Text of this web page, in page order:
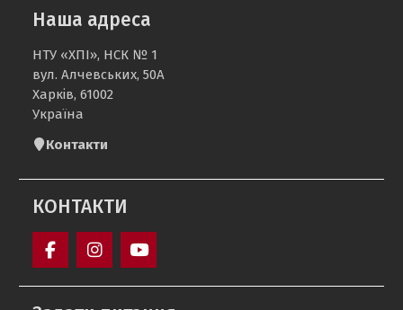
Наша адреса
НТУ «ХПІ», НСК № 1
вул. Алчевських, 50А
Харків, 61002
Україна
Контакти
КОНТАКТИ